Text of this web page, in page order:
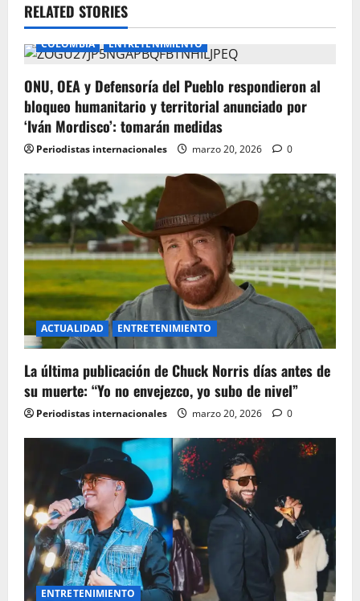
v
i
g
a
t
i
o
n
RELATED STORIES
COLOMBIA ENTRETENIMIENTO
ONU, OEA y Defensoría del Pueblo respondieron al
bloqueo humanitario y territorial anunciado por
‘Iván Mordisco’: tomarán medidas
Periodistas internacionales marzo 20, 2026 0
ACTUALIDAD ENTRETENIMIENTO
La última publicación de Chuck Norris días antes de
su muerte: “Yo no envejezco, yo subo de nivel”
Periodistas internacionales marzo 20, 2026 0
ENTRETENIMIENTO